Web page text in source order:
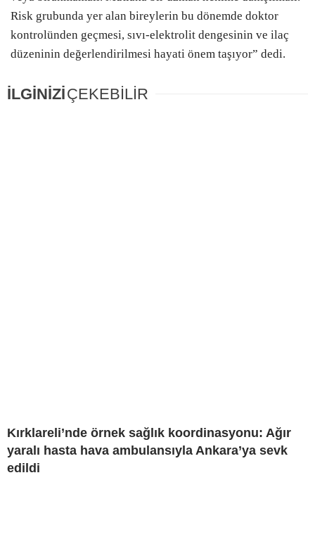
Risk grubunda yer alan bireylerin bu dönemde doktor
kontrolünden geçmesi, sıvı-elektrolit dengesinin ve ilaç
düzeninin değerlendirilmesi hayati önem taşıyor” dedi.
İLGİNİZİÇEKEBİLİR
Kırklareli’nde örnek sağlık koordinasyonu: Ağır
yaralı hasta hava ambulansıyla Ankara’ya sevk
edildi